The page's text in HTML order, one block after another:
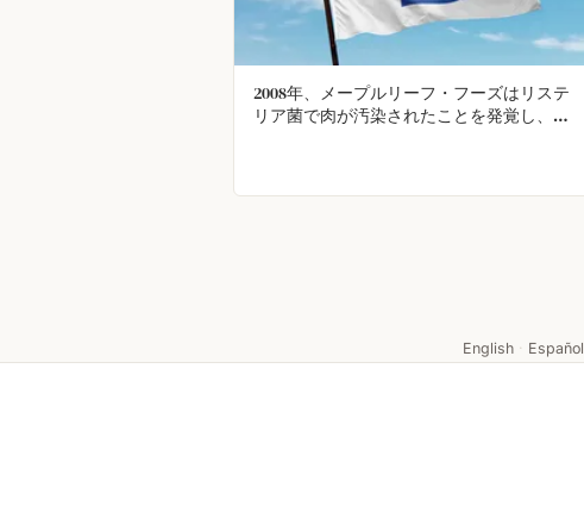
2008年、メープルリーフ・フーズはリステ
リア菌で肉が汚染されたことを発覚し、隠
English · Español